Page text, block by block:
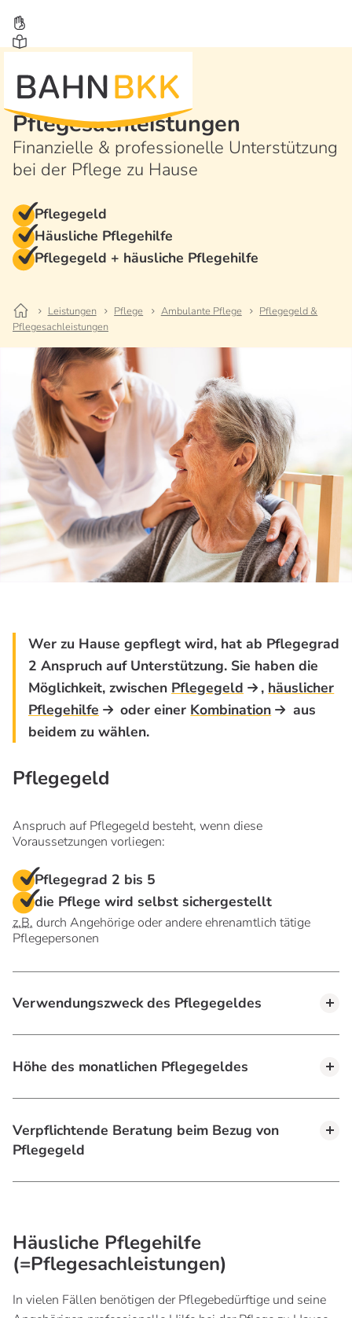
Pflegegeld &
Pflegesachleistungen
Finanzielle & professionelle Unterstützung
bei der Pflege zu Hause
Pflegegeld
Häusliche Pflegehilfe
Pflegegeld + häusliche Pflegehilfe
Leistungen Pflege Ambulante Pflege
Pflegegeld &
Pflegesachleistungen
Wer zu Hause gepflegt wird, hat ab Pflegegrad
2 Anspruch auf Unterstützung. Sie haben die
Möglichkeit, zwischen Pflegegeld , häuslicher
Pflegehilfe
oder einer Kombination
aus
beidem zu wählen.
Pflegegeld
Anspruch auf Pflegegeld besteht, wenn diese
Voraussetzungen vorliegen:
Pflegegrad 2 bis 5
die Pflege wird selbst sichergestellt
z.B. durch Angehörige oder andere ehrenamtlich tätige
Pflegepersonen
Verwendungszweck des Pflegegeldes
Höhe des monatlichen Pflegegeldes
Verpflichtende Beratung beim Bezug von
Pflegegeld
Häusliche Pflegehilfe
(=Pflegesachleistungen)
In vielen Fällen benötigen der Pflegebedürftige und seine